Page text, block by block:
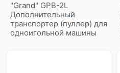
"Grand" GPB-2L
Дополнительный
транспортер (пуллер) для
одноигольной машины